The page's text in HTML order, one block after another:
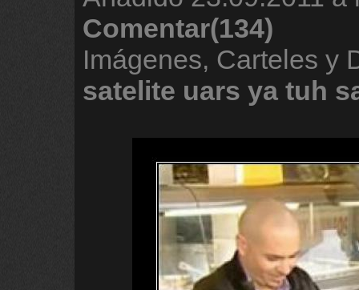
Comentar(134)
Imágenes, Carteles y
satelite uars ya tuh